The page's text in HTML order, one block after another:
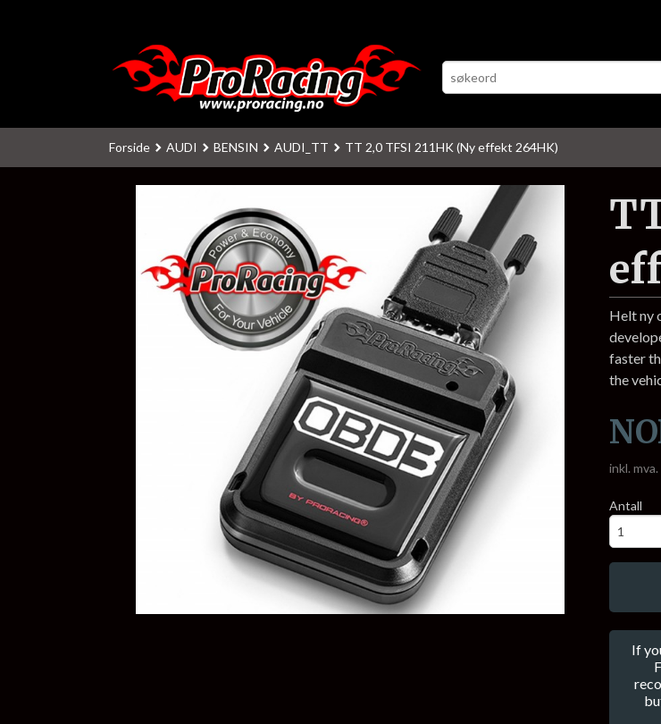
Forside AUDI BENSIN AUDI_TT TT 2,0 TFSI 211HK (Ny effekt 264HK)
Helt ny
faster
the
inkl. mva.
Antall
If